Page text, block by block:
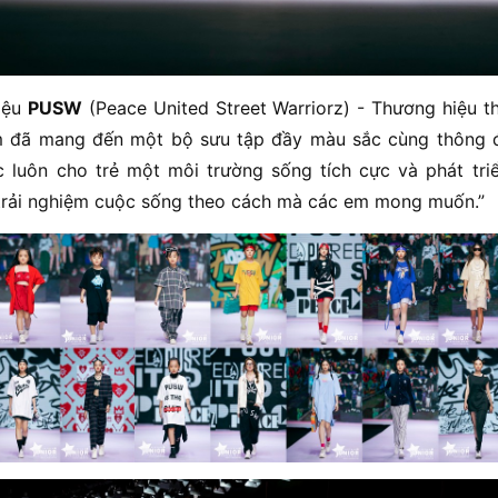
PUSW (Peace United Street Warriorz) - Thương hiệu
đã mang đến một bộ sưu tập đầy màu sắc cùng thông
luôn cho trẻ một môi trường sống tích cực và phát
nghiệm cuộc sống theo cách mà các em mong muốn.”